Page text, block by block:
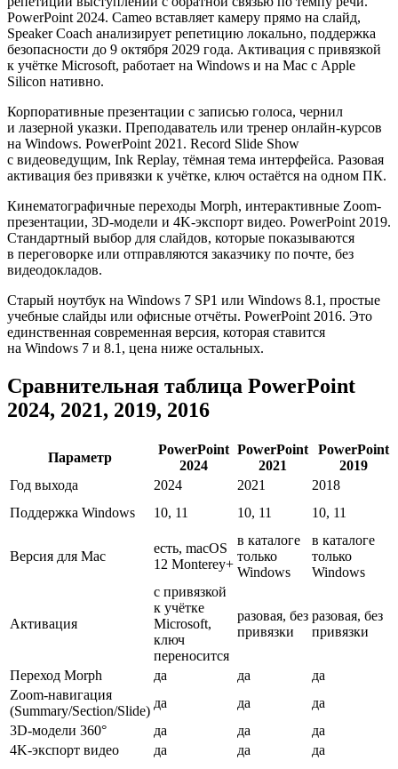
PowerPoint 2024. Cameo вставляет камеру прямо на слайд,
Speaker Coach анализирует репетицию локально, поддержка
безопасности до 9 октября 2029 года. Активация с привязкой
к учётке Microsoft, работает на Windows и на Mac с Apple
Silicon нативно.
Корпоративные презентации с записью голоса, чернил
и лазерной указки. Преподаватель или тренер онлайн-курсов
на Windows. PowerPoint 2021. Record Slide Show
с видеоведущим, Ink Replay, тёмная тема интерфейса. Разовая
активация без привязки к учётке, ключ остаётся на одном ПК.
Кинематографичные переходы Morph, интерактивные Zoom-
презентации, 3D-модели и 4K-экспорт видео. PowerPoint 2019.
Стандартный выбор для слайдов, которые показываются
в переговорке или отправляются заказчику по почте, без
видеодокладов.
Старый ноутбук на Windows 7 SP1 или Windows 8.1, простые
учебные слайды или офисные отчёты. PowerPoint 2016. Это
единственная современная версия, которая ставится
на Windows 7 и 8.1, цена ниже остальных.
Сравнительная таблица PowerPoint
2024, 2021, 2019, 2016
Параметр
PowerPoint
2024
PowerPoint
2021
PowerPoint
2019
Год выхода
2024 2021
2018
Поддержка Windows
10, 11 10, 11 10, 11
Версия для Mac
есть, macOS
12 Monterey+
в каталоге
только
Windows
в каталоге
только
Windows
Активация
с привязкой
к учётке
Microsoft,
ключ
переносится
разовая, без
привязки
разовая, без
привязки
Переход Morph да да
да
Zoom-навигация
(Summary/Section/Slide)
да да
да
3D-модели 360°
да да
да
4K-экспорт видео
да да
да